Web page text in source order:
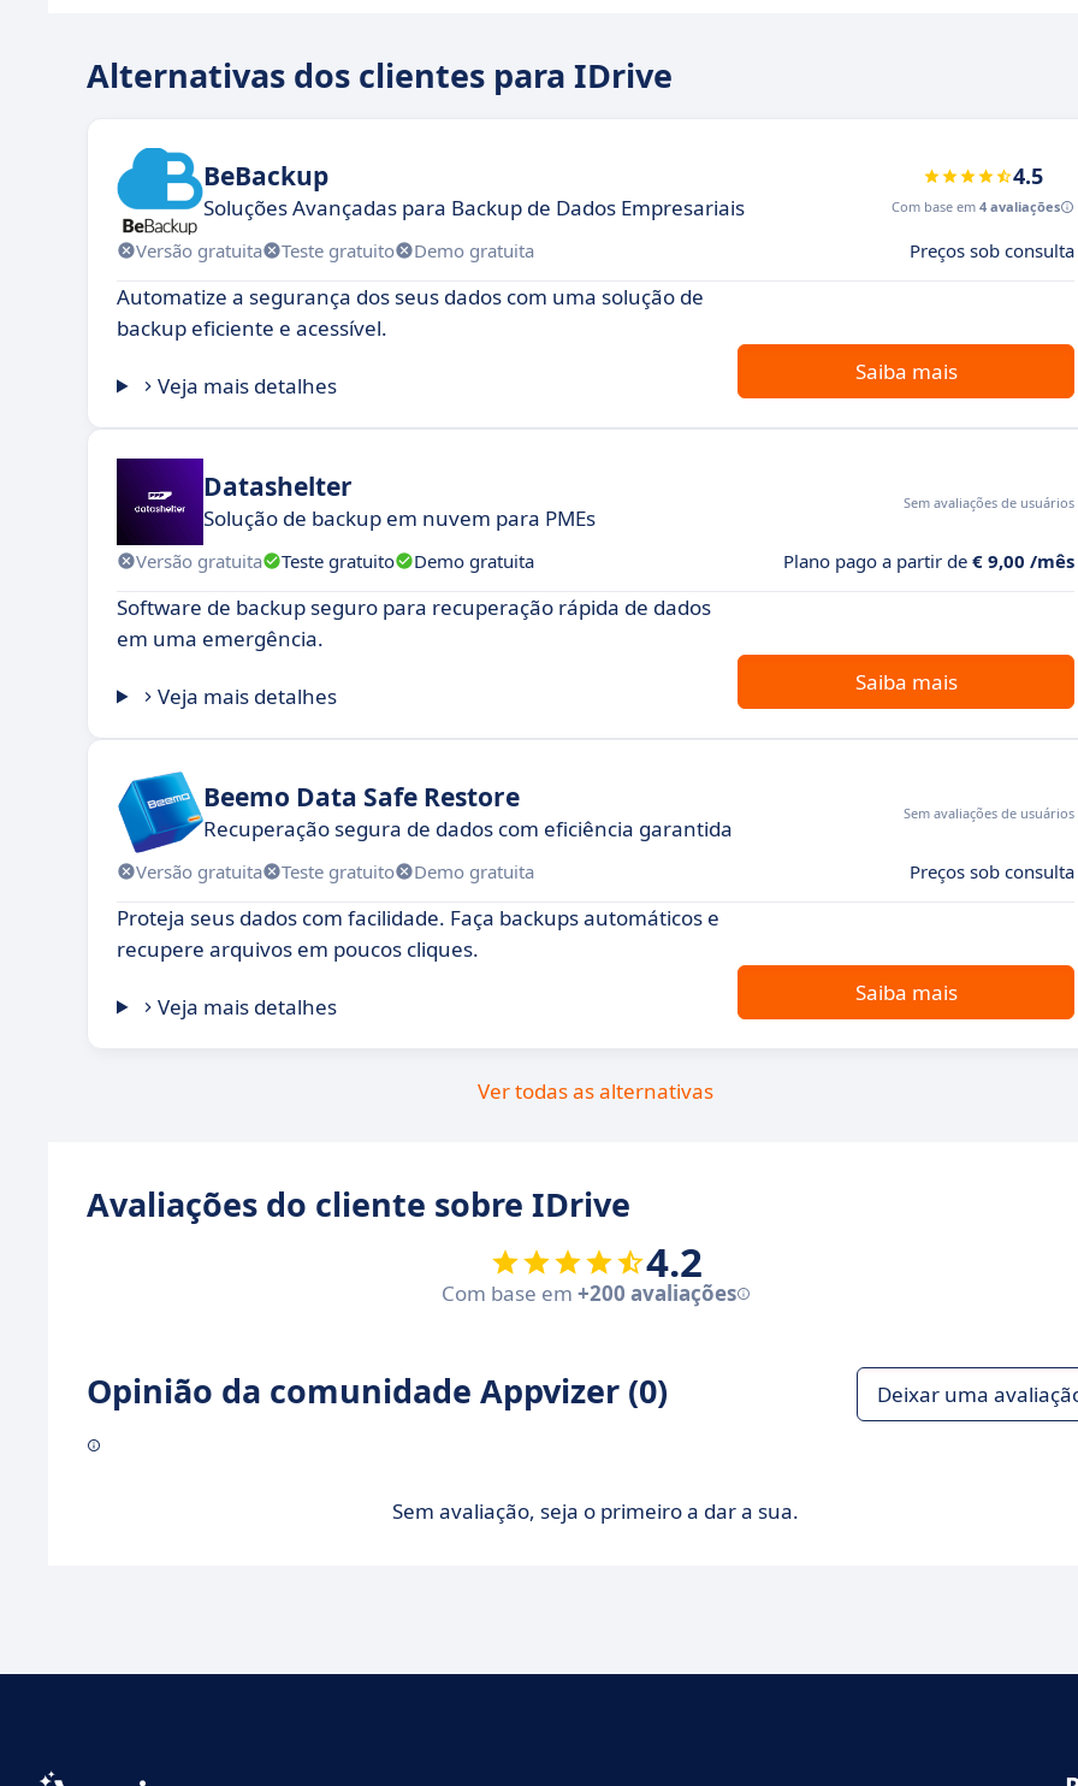
Alternativas dos clientes para IDrive
BeBackup
Soluções Avançadas para Backup de Dados Empresariais
4.5
Com base em 4 avaliações
Versão gratuita Teste gratuito Demo gratuita Preços sob consulta
Automatize a segurança dos seus dados com uma solução de
backup eficiente e acessível.
Veja mais detalhes
Saiba mais
Datashelter
Solução de backup em nuvem para PMEs
Sem avaliações de usuários
Versão gratuita Teste gratuito Demo gratuita Plano pago a partir de € 9,00 /mês
Software de backup seguro para recuperação rápida de dados
em uma emergência.
Veja mais detalhes
Saiba mais
Beemo Data Safe Restore
Recuperação segura de dados com eficiência garantida
Sem avaliações de usuários
Versão gratuita Teste gratuito Demo gratuita Preços sob consulta
Proteja seus dados com facilidade. Faça backups automáticos e
recupere arquivos em poucos cliques.
Veja mais detalhes
Saiba mais
Ver todas as alternativas
Avaliações do cliente sobre IDrive
4.2
Com base em +200 avaliações
Opinião da comunidade Appvizer (0) Deixar uma
Sem avaliação, seja o primeiro a dar a sua.